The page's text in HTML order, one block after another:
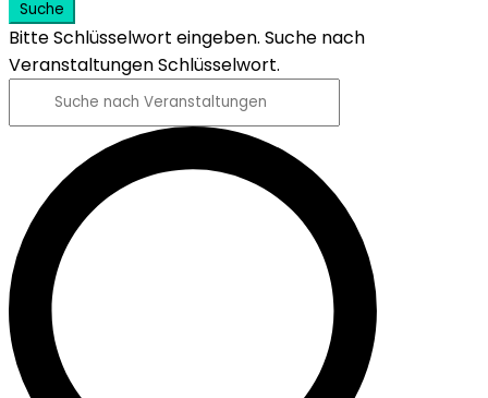
Suche
Bitte Schlüsselwort eingeben. Suche nach
Veranstaltungen Schlüsselwort.